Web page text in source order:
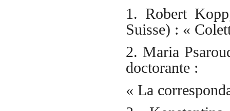
1. Robert
Suisse) : «
2. Maria
doctorante :
« La